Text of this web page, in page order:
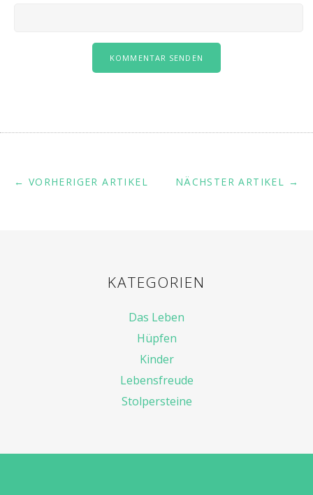
NÄCHSTER ARTIKEL →
← VORHERIGER ARTIKEL
KATEGORIEN
Das Leben
Hüpfen
Kinder
Lebensfreude
Stolpersteine